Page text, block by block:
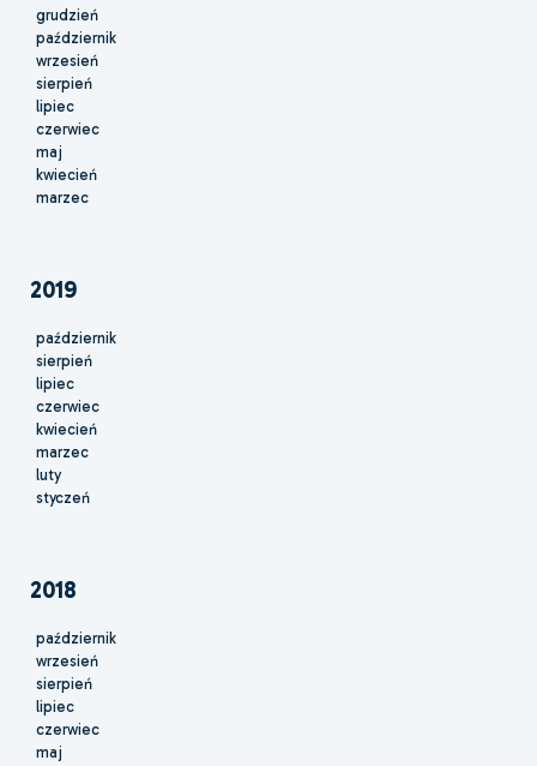
grudzień
październik
wrzesień
sierpień
lipiec
czerwiec
maj
kwiecień
marzec
2019
październik
sierpień
lipiec
czerwiec
kwiecień
marzec
luty
styczeń
2018
październik
wrzesień
sierpień
lipiec
czerwiec
maj